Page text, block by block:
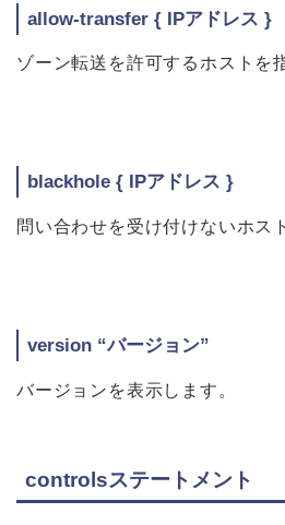
allow-transfer { IPアドレス }
ゾーン転送を許可するホストを
blackhole { IPアドレス }
問い合わせを受け付けないホス
version “バージョン”
バージョンを表示します。
controlsステートメント